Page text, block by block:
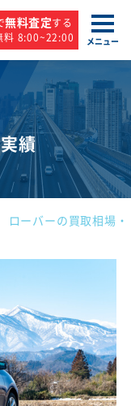
無料査定する
料 8:00~22:00
メニュー
績
ローバーの買取相場